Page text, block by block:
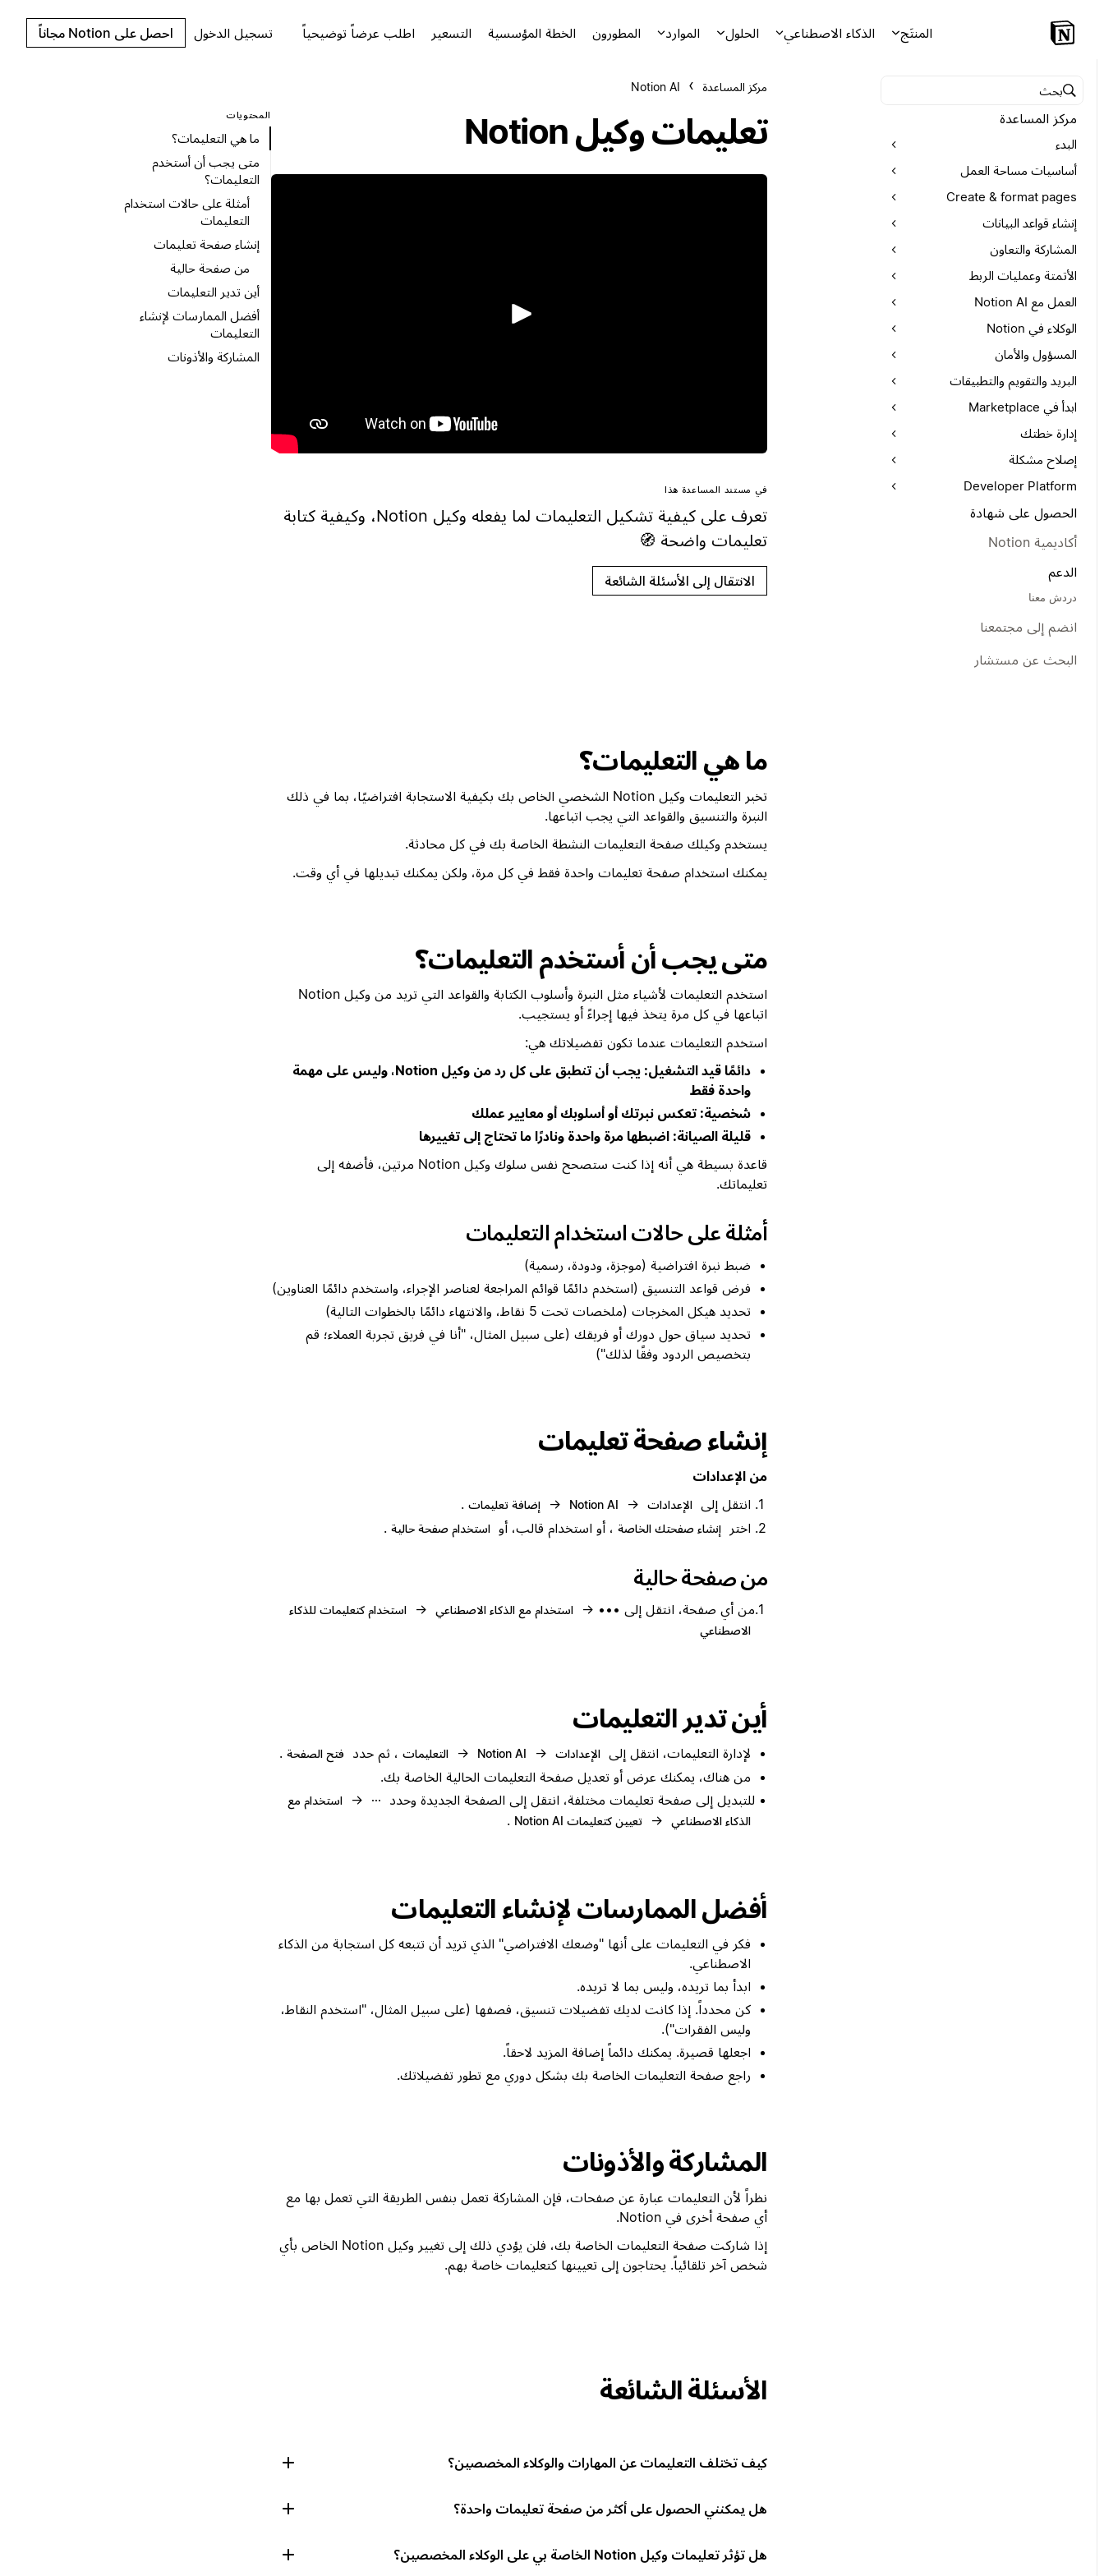
المنتَج الذكاء الاصطناعي الحلول الموارد المطورون الخطة المؤسسية التسعير اطلب عرضاً توضيحياً تسجيل الدخول احصل على Notion مجاناً
البحث في مركز المساعدة
مركز المساعدة
البدء
أساسيات مساحة العمل
Create & format pages
إنشاء قواعد البيانات
المشاركة والتعاون
الأتمتة وعمليات الربط
العمل مع Notion AI
الوكلاء في Notion
المسؤول والأمان
البريد والتقويم والتطبيقات
ابدأ في Marketplace
إدارة خطتك
إصلاح مشكلة
Developer Platform
الحصول على شهادة
أكاديمية Notion
الدعم
دردش معنا
انضم إلى مجتمعنا
البحث عن مستشار
مركز المساعدة Notion AI
تعليمات وكيل Notion
تشغيل
في مستند المساعدة هذا
تعرف على كيفية تشكيل التعليمات لما يفعله وكيل Notion، وكيفية كتابة
تعليمات واضحة 🧭
الانتقال إلى الأسئلة الشائعة
ما هي التعليمات؟
تخبر التعليمات وكيل Notion الشخصي الخاص بك بكيفية الاستجابة افتراضيًا، بما في ذلك
النبرة والتنسيق والقواعد التي يجب اتباعها.
يستخدم وكيلك صفحة التعليمات النشطة الخاصة بك في كل محادثة.
يمكنك استخدام صفحة تعليمات واحدة فقط في كل مرة، ولكن يمكنك تبديلها في أي وقت.
متى يجب أن أستخدم التعليمات؟
استخدم التعليمات لأشياء مثل النبرة وأسلوب الكتابة والقواعد التي تريد من وكيل Notion
اتباعها في كل مرة يتخذ فيها إجراءً أو يستجيب.
استخدم التعليمات عندما تكون تفضيلاتك هي:
دائمًا قيد التشغيل: يجب أن تنطبق على كل رد من وكيل Notion، وليس على مهمة
واحدة فقط
شخصية: تعكس نبرتك أو أسلوبك أو معايير عملك
قليلة الصيانة: اضبطها مرة واحدة ونادرًا ما تحتاج إلى تغييرها
قاعدة بسيطة هي أنه إذا كنت ستصحح نفس سلوك وكيل Notion مرتين، فأضفه إلى
تعليماتك.
أمثلة على حالات استخدام التعليمات
ضبط نبرة افتراضية (موجزة، ودودة، رسمية)
فرض قواعد التنسيق (استخدم دائمًا قوائم المراجعة لعناصر الإجراء، واستخدم دائمًا العناوين)
تحديد هيكل المخرجات (ملخصات تحت 5 نقاط، والانتهاء دائمًا بالخطوات التالية)
تحديد سياق حول دورك أو فريقك (على سبيل المثال، "أنا في فريق تجربة العملاء؛ قم
بتخصيص الردود وفقًا لذلك")
إنشاء صفحة تعليمات
من الإعدادات
انتقل إلى الإعدادات →
Notion AI
→ إضافة تعليمات .
اختر
إنشاء صفحتك الخاصة ، أو استخدام قالب، أو استخدام صفحة حالية .
من صفحة حالية
من أي صفحة، انتقل إلى ••• → استخدام مع الذكاء الاصطناعي →
استخدام كتعليمات للذكاء
الاصطناعي
أين تدير التعليمات
لإدارة التعليمات، انتقل إلى الإعدادات →
Notion AI
→ التعليمات ، ثم حدد فتح الصفحة .
من هناك، يمكنك عرض أو تعديل صفحة التعليمات الحالية الخاصة بك.
للتبديل إلى صفحة تعليمات مختلفة، انتقل إلى الصفحة الجديدة وحدد
···
→
استخدام مع
الذكاء الاصطناعي
→ تعيين كتعليمات Notion AI .
أفضل الممارسات لإنشاء التعليمات
فكر في التعليمات على أنها "وضعك الافتراضي" الذي تريد أن تتبعه كل استجابة من الذكاء
الاصطناعي.
ابدأ بما تريده، وليس بما لا تريده.
كن محدداً. إذا كانت لديك تفضيلات تنسيق، فصفها (على سبيل المثال، "استخدم النقاط،
وليس الفقرات").
اجعلها قصيرة. يمكنك دائماً إضافة المزيد لاحقاً.
راجع صفحة التعليمات الخاصة بك بشكل دوري مع تطور تفضيلاتك.
المشاركة والأذونات
نظراً لأن التعليمات عبارة عن صفحات، فإن المشاركة تعمل بنفس الطريقة التي تعمل بها مع
أي صفحة أخرى في Notion.
إذا شاركت صفحة التعليمات الخاصة بك، فلن يؤدي ذلك إلى تغيير وكيل Notion الخاص بأي
شخص آخر تلقائياً. يحتاجون إلى تعيينها كتعليمات خاصة بهم.
الأسئلة الشائعة
كيف تختلف التعليمات عن المهارات والوكلاء المخصصين؟
هل يمكنني الحصول على أكثر من صفحة تعليمات واحدة؟
هل تؤثر تعليمات وكيل Notion الخاصة بي على الوكلاء المخصصين؟
المحتويات
ما هي التعليمات؟
متى يجب أن أستخدم
التعليمات؟
أمثلة على حالات استخدام
التعليمات
إنشاء صفحة تعليمات
من صفحة حالية
أين تدير التعليمات
أفضل الممارسات لإنشاء
التعليمات
المشاركة والأذونات